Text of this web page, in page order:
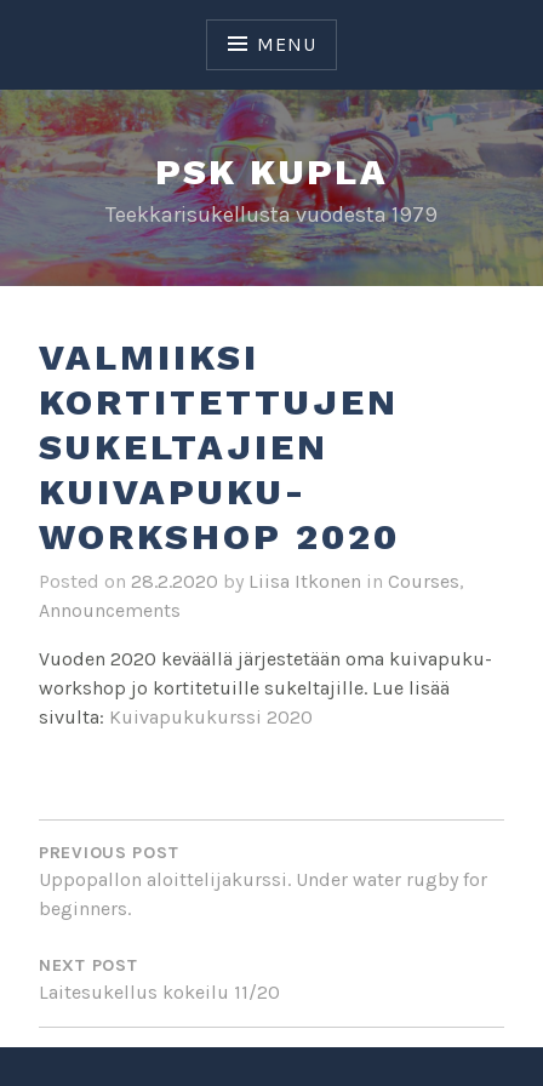
MENU
PSK KUPLA
Teekkarisukellusta vuodesta 1979
VALMIIKSI
KORTITETTUJEN
SUKELTAJIEN
KUIVAPUKU-
WORKSHOP 2020
Posted on 28.2.2020 by Liisa Itkonen in Courses,
Announcements
Vuoden 2020 keväällä järjestetään oma kuivapuku-
workshop jo kortitetuille sukeltajille. Lue lisää
sivulta: Kuivapukukurssi 2020
POST
NAVIGATION
PREVIOUS POST
Uppopallon aloittelijakurssi. Under water rugby for
beginners.
NEXT POST
Laitesukellus kokeilu 11/20